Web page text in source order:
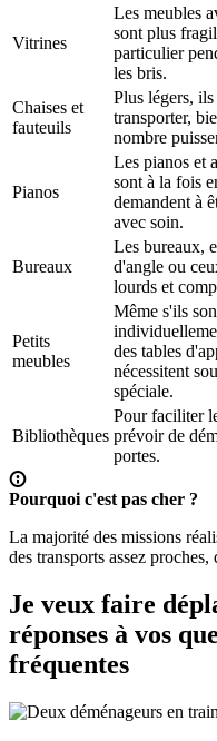
Vitrines
Les meubles
sont plus
particulier
les bris.
Chaises et
fauteuils
Plus légers,
transporter,
nombre
Pianos
Les pianos et
sont à la fois
demandent à
avec soin.
Bureaux
Les bureaux,
d'angle ou
lourds et
Petits
meubles
Même s'ils
des tables
nécessitent
spéciale.
Bibliothèques
Pour faciliter
prévoir de
portes.
Pourquoi c'est pas cher ?
La majorité des missions
des transports assez
Je veux faire
réponses à vos
fréquentes